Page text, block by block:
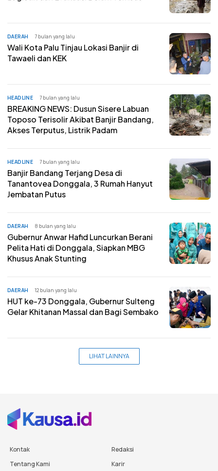
DAERAH 7 bulan yang lalu
Wali Kota Palu Tinjau Lokasi Banjir di
Tawaeli dan KEK
HEADLINE 7 bulan yang lalu
BREAKING NEWS: Dusun Sisere Labuan
Toposo Terisolir Akibat Banjir Bandang,
Akses Terputus, Listrik Padam
HEADLINE 7 bulan yang lalu
Banjir Bandang Terjang Desa di
Tanantovea Donggala, 3 Rumah Hanyut
Jembatan Putus
DAERAH 8 bulan yang lalu
Gubernur Anwar Hafid Luncurkan Berani
Pelita Hati di Donggala, Siapkan MBG
Khusus Anak Stunting
DAERAH 12 bulan yang lalu
HUT ke-73 Donggala, Gubernur Sulteng
Gelar Khitanan Massal dan Bagi Sembako
LIHAT LAINNYA
Kontak
Redaksi
Tentang Kami
Karir